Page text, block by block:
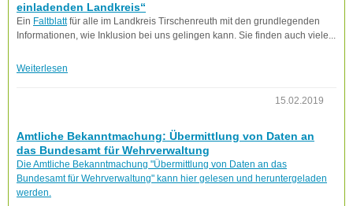
einladenden Landkreis“
Ein Faltblattfür alle im Landkreis Tirschenreuth mit den grundlegenden
Informationen, wie Inklusion bei uns gelingen kann. Sie finden auch viele...
Weiterlesen
15.02.2019
Amtliche Bekanntmachung: Übermittlung von Daten an
das Bundesamt für Wehrverwaltung
Die Amtliche Bekanntmachung "Übermittlung von Daten an das
Bundesamt für Wehrverwaltung" kann hier gelesen und heruntergeladen
werden.